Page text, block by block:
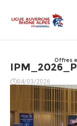
Offres
04/03/2026